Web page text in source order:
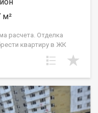
м²
расчета. Отделка
квартиру в ЖК
со ставкой 4.5 % на
на весь срок кредита.